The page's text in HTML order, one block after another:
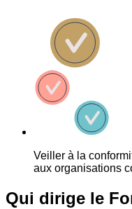
Veiller à la
aux organisations
Qui dirige le